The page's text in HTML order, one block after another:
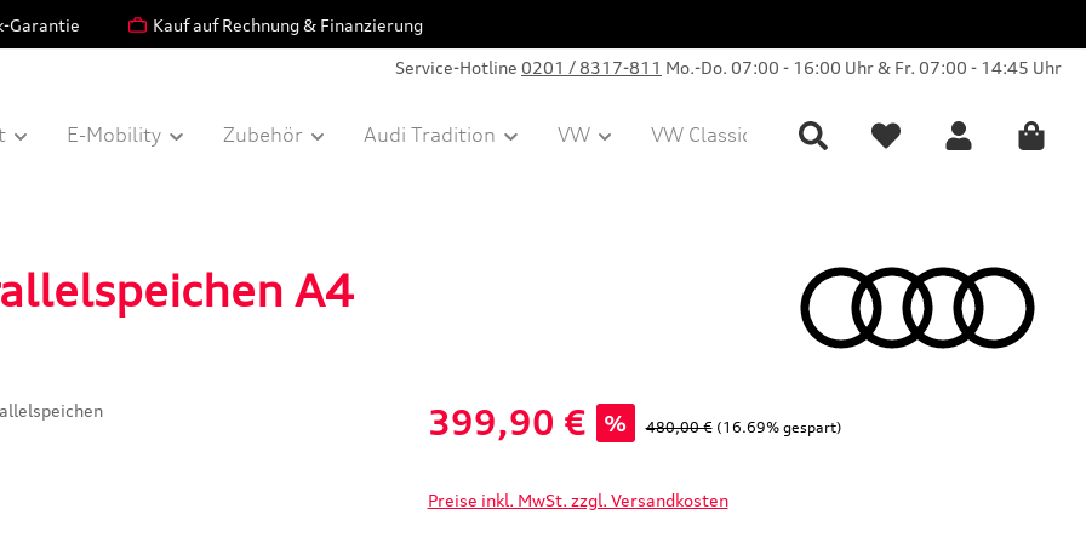
Garantie Kauf auf Rechnung & Finanzierung
Service-Hotline 0201 / 8317-811 Mo.-Do. 07:00 - 16:00 Uhr & Fr. 07:00 - 14:45 Uhr
E-Mobility Zubehör Audi Tradition VW VW Classic Parts Sale Collection
A4
Verkaufspreis:
399,90 € % Regulärer Preis:
480,00 € (16.69% gespart)
Preise inkl. MwSt. zzgl. Versandkosten